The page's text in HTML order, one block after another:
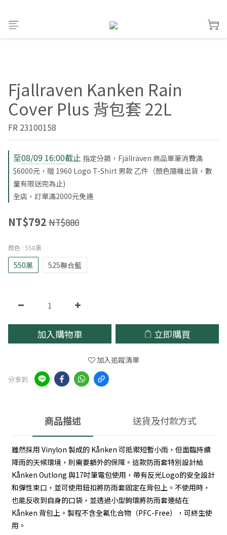
Fjallraven Kanken Rain
Cover Plus 背包套 22L
FR 23100158
至08/09 16:00截止 指定分類，Fjällräven 商品單筆消費滿
$6000元，贈 1960 Logo T-Shirt 男款 乙件（顏色隨機出貨，數
量有限送完為止)
全店，訂單滿2000元免運
NT$792 NT$880
顏色 : 550黑
550黑 525聯合藍
加入購物車 立即購買
加入追蹤清單
分享到
商品描述 送貨及付款方式
雖然採用 Vinylon 製成的 Kånken 可抵禦短暫小雨，但面臨持續
降雨的天候環境，則需要額外的保障。這款防雨套特別設計給
Kånken Outlong 與17吋筆電包使用，帶有反光Logo的安全設計
和彈性束口，並可使用鈕扣將防雨套固定在背包上。不使用時，
也能反收到自身的口袋，並透過小型鉤環將防雨套連結在
Kånken 背包上。製程不含全氟化合物（PFC-Free），可終生使
用。